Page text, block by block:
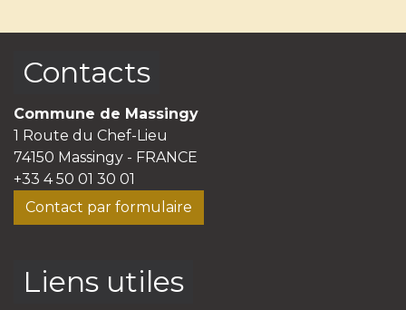
Contacts
Commune de Massingy
1 Route du Chef-Lieu
74150 Massingy - FRANCE
+33 4 50 01 30 01
Contact par formulaire
Liens utiles